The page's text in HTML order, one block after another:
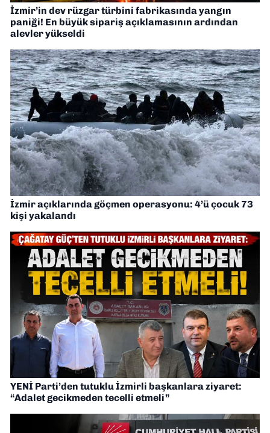
İzmir’in dev rüzgar türbini fabrikasında yangın
paniği! En büyük sipariş açıklamasının ardından
alevler yükseldi
İzmir açıklarında göçmen operasyonu: 4’ü çocuk 73
kişi yakalandı
YENİ Parti’den tutuklu İzmirli başkanlara ziyaret:
“Adalet gecikmeden tecelli etmeli”